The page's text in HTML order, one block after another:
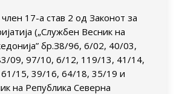
17-а став 2 од Законот за
(„Службен Весник на
бр.З8/96, 6/02, 40/03,
09, 97/10, 6/12, 119/13, 41/14,
15, 39/16, 64/18, 35/19 и
на Република Северна